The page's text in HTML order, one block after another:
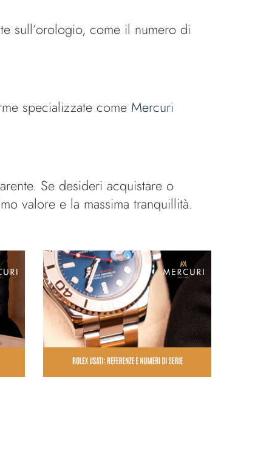
sull’orologio, come il numero di
specializzate come Mercuri
Se desideri acquistare o
valore e la massima tranquillità.